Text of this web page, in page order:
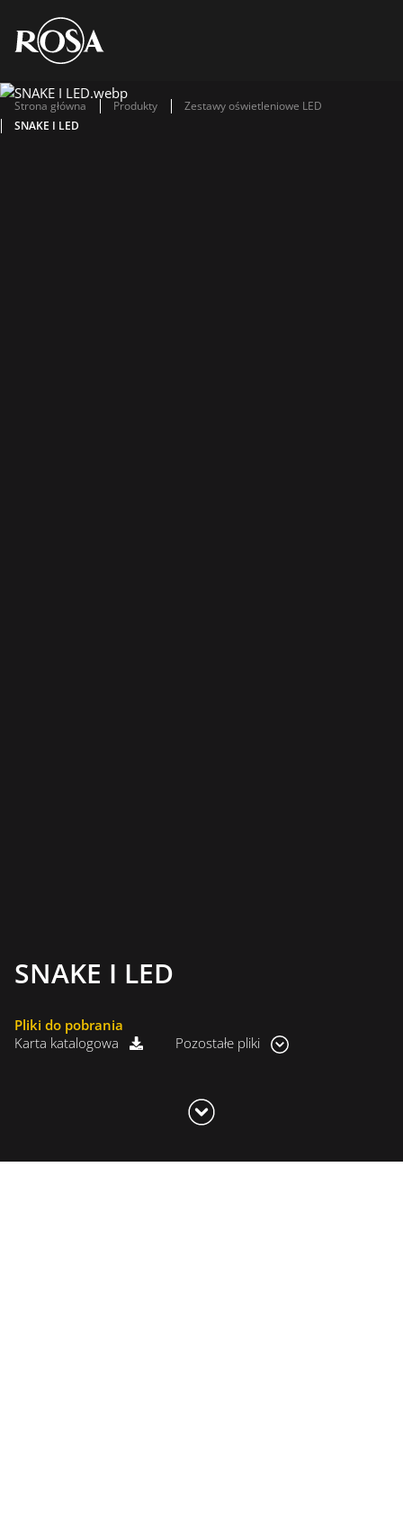
SNAKE I LED
Pliki do pobrania
Karta katalogowa
Pozostałe pliki
Strona główna Produkty
Zestawy oświetleniowe LED
SNAKE I LED